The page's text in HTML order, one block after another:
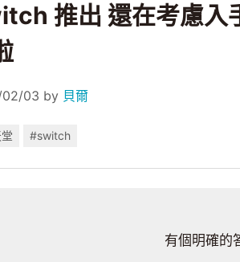
推出 還在考慮入
03 by 貝爾
#switch
有個明確的